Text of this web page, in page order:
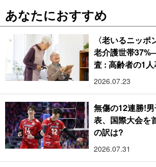
あなたにおすすめ
〈老いるニッ
老介護世帯
査 : 高齢者の1
2026.07.23
無傷の12連勝!
表、国際大会を
の訳は?
2026.07.31